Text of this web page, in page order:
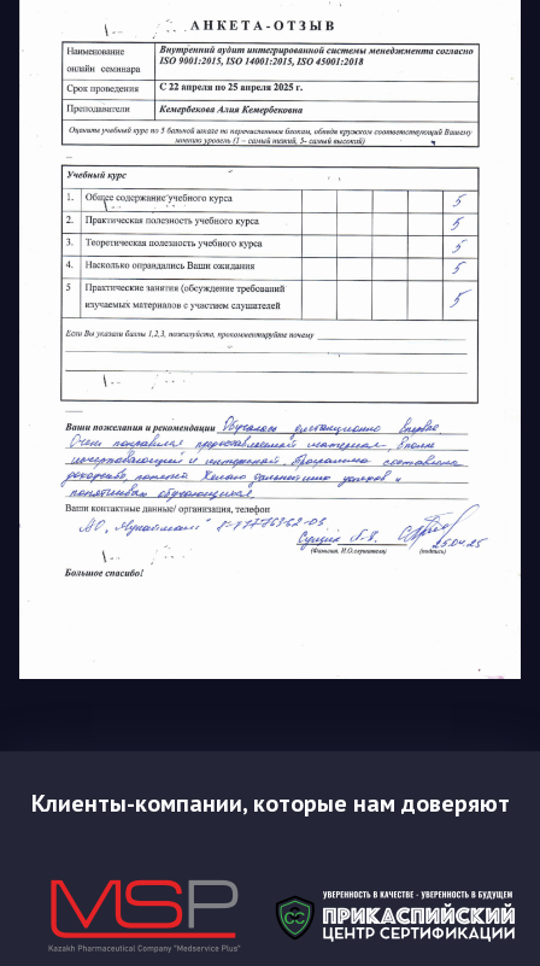
Клиенты-компании, которые нам доверяют